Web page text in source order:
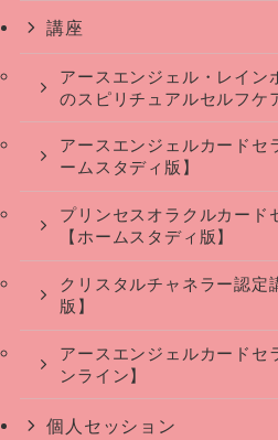
講座
アースエンジェル・レイン
のスピリチュアルセルフケ
アースエンジェルカードセ
ームスタディ版】
プリンセスオラクルカード
【ホームスタディ版】
クリスタルチャネラー認定
版】
アースエンジェルカードセ
ンライン】
個人セッション